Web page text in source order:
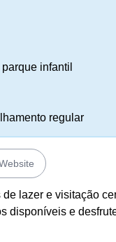
infantil
regular
lazer e visitação
disponíveis e